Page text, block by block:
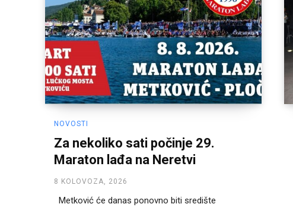
NOVOSTI
Za nekoliko sati počinje 29.
Maraton lađa na Neretvi
8 KOLOVOZA, 2026
Metković će danas ponovno biti središte